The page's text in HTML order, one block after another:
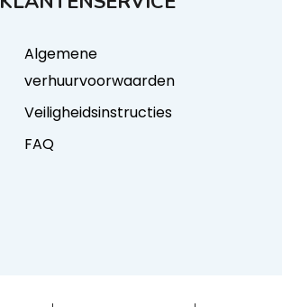
Algemene
verhuurvoorwaarden
Veiligheidsinstructies
FAQ